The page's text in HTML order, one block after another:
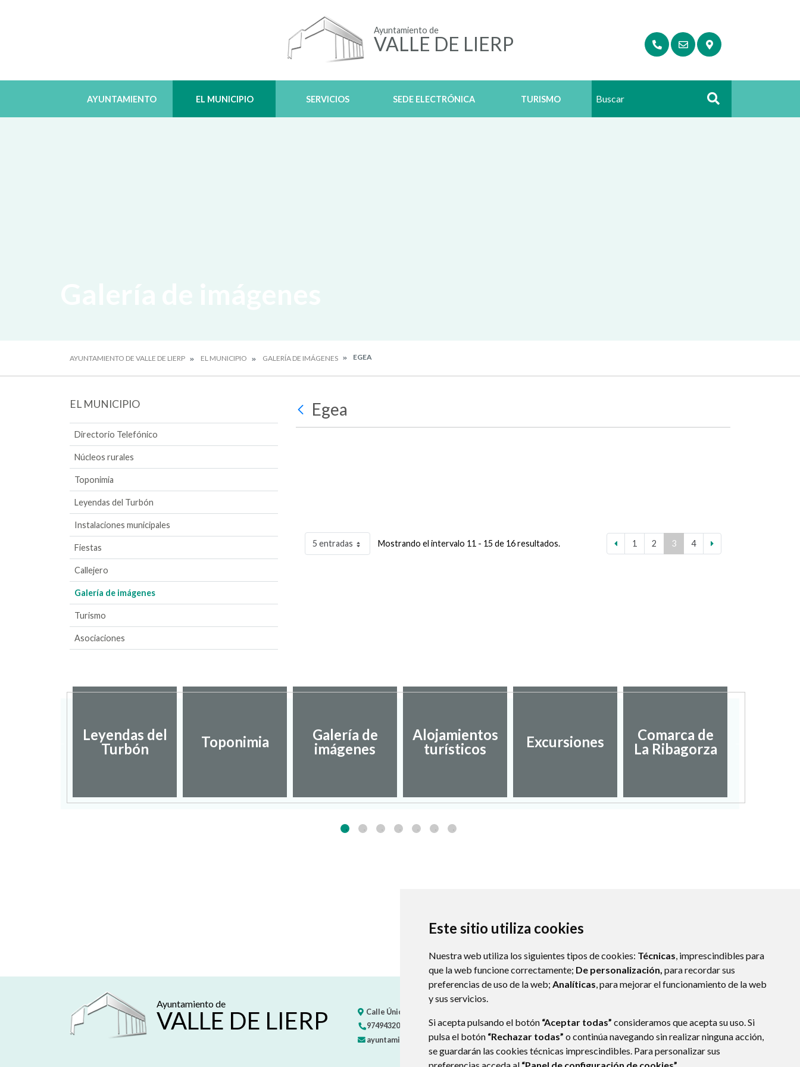
Este sitio utiliza cookies
Nuestra web utiliza los siguientes tipos de cookies: Técnicas, imprescindibles para
que la web funcione correctamente; De personalización, para recordar sus
preferencias de uso de la web; Analíticas, para mejorar el funcionamiento de la web
y sus servicios.
Si acepta pulsando el botón “Aceptar todas” consideramos que acepta su uso. Si
pulsa el botón “Rechazar todas” o continúa navegando sin realizar ninguna acción,
se guardarán las cookies técnicas imprescindibles. Para personalizar sus
Ayuntamiento de
VALLE DE LIERP
AYUNTAMIENTO EL MUNICIPIO SERVICIOS SEDE ELECTRÓNICA TURISMO Buscar
AYUNTAMIENTO DE VALLE DE LIERP EL MUNICIPIO GALERÍA DE IMÁGENES EGEA
EL MUNICIPIO
Directorio Telefónico
Núcleos rurales
Toponimia
Leyendas del Turbón
Instalaciones municipales
Fiestas
Callejero
Galería de imágenes
Turismo
Asociaciones
Egea
5 entradas Mostrando el intervalo 11 - 15 de 16 resultados. 1 2 3 4
Leyendas del
Turbón
Toponimia
Galería de
imágenes
Alojamientos
turísticos
Excursiones
Comarca de
La Ribagorza
Ayuntamiento de
VALLE DE LIERP Calle Única, s/n
974943201
722533406
ayuntamiento@vallelierp.es